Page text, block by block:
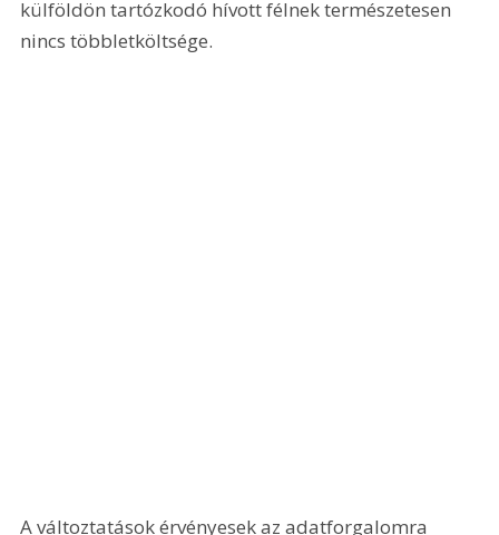
külföldön tartózkodó hívott félnek természetesen
nincs többletköltsége.
A változtatások érvényesek az adatforgalomra